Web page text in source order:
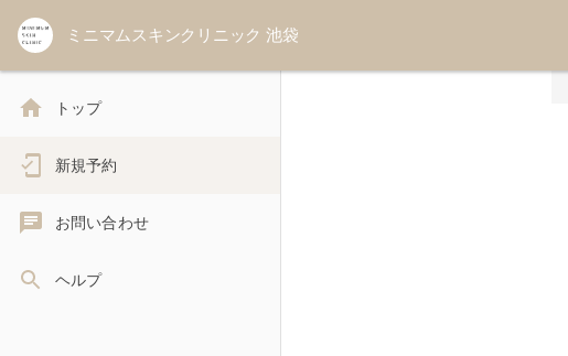
ミニマムスキンクリニック 池袋
トップ
新規予約
お問い合わせ
ヘルプ